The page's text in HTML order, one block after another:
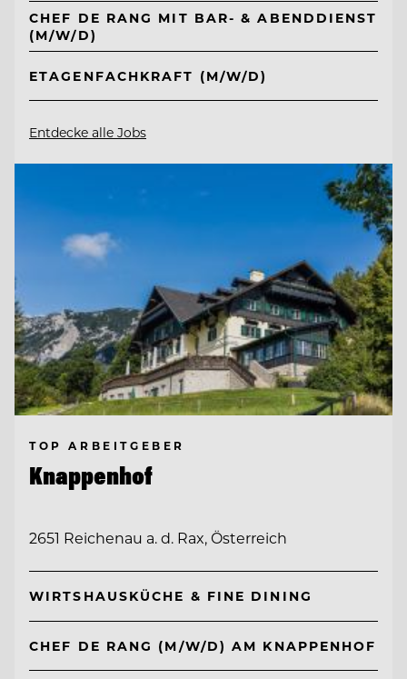
CHEF DE RANG MIT BAR- & ABENDDIENST
(M/W/D)
ETAGENFACHKRAFT (M/W/D)
Entdecke alle Jobs
TOP ARBEITGEBER
Knappenhof
2651 Reichenau a. d. Rax, Österreich
WIRTSHAUSKÜCHE & FINE DINING
CHEF DE RANG (M/W/D) AM KNAPPENHOF